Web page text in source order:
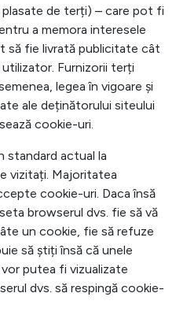
plasate de terți) – care pot fi
a memora interesele
să fie livrată publicitate cât
Furnizorii terți
legea în vigoare și
ale deținătorului siteului
cookie-uri.
standard actual la
vizitați. Majoritatea
cookie-uri. Daca însă
browserul dvs. fie să vă
un cookie, fie să refuze
să știți însă că unele
putea fi vizualizate
dvs. să respingă cookie-